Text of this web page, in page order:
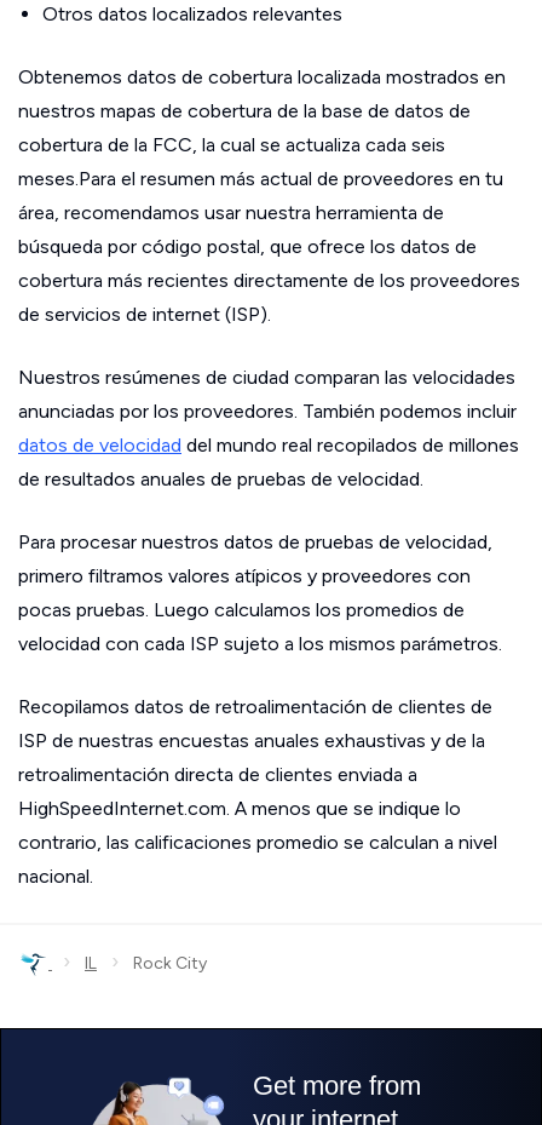
Otros datos localizados relevantes
Obtenemos datos de cobertura localizada mostrados en
nuestros mapas de cobertura de la base de datos de
cobertura de la FCC, la cual se actualiza cada seis
meses.Para el resumen más actual de proveedores en tu
área, recomendamos usar nuestra herramienta de
búsqueda por código postal, que ofrece los datos de
cobertura más recientes directamente de los proveedores
de servicios de internet (ISP).
Nuestros resúmenes de ciudad comparan las velocidades
anunciadas por los proveedores. También podemos incluir
datos de velocidad del mundo real recopilados de millones
de resultados anuales de pruebas de velocidad.
Para procesar nuestros datos de pruebas de velocidad,
primero filtramos valores atípicos y proveedores con
pocas pruebas. Luego calculamos los promedios de
velocidad con cada ISP sujeto a los mismos parámetros.
Recopilamos datos de retroalimentación de clientes de
ISP de nuestras encuestas anuales exhaustivas y de la
retroalimentación directa de clientes enviada a
HighSpeedInternet.com. A menos que se indique lo
contrario, las calificaciones promedio se calculan a nivel
nacional.
› IL › Rock City